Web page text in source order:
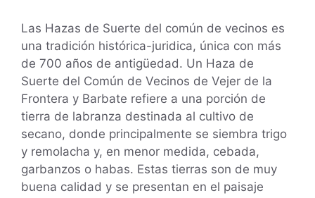
Las Hazas de Suerte del común de vecinos es
una tradición histórica-juridica, única con más
de 700 años de antigüedad. Un Haza de
Suerte del Común de Vecinos de Vejer de la
Frontera y Barbate refiere a una porción de
tierra de labranza destinada al cultivo de
secano, donde principalmente se siembra trigo
y remolacha y, en menor medida, cebada,
garbanzos o habas. Estas tierras son de muy
buena calidad y se presentan en el paisaje